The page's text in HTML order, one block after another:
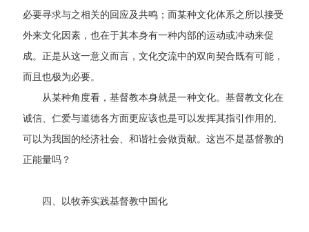
必要寻求与之相关的回应及共鸣；而某种文化体系之所以接受
外来文化因素，也在于其本身有一种内部的运动或冲动来促
成。正是从这一意义而言，文化交流中的双向契合既有可能，
而且也极为必要。
从某种角度看，基督教本身就是一种文化。基督教文化在
诚信、仁爱与道德各方面更应该也是可以发挥其指引作用的,
可以为我国的经济社会、和谐社会做贡献。这岂不是基督教的
正能量吗？
四、以牧养实践基督教中国化